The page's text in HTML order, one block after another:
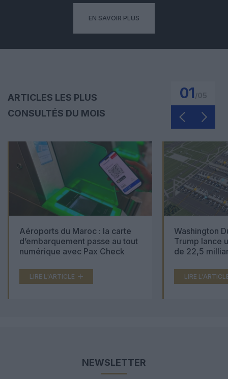
EN SAVOIR PLUS
ARTICLES LES PLUS
CONSULTÉS DU MOIS
01
Aéroports du Maroc : la carte
d’embarquement passe au tout
numérique avec Pax Check
LIRE L'ARTICLE
Washington
Trump lance
de 22,5
LIRE
NEWSLETTER